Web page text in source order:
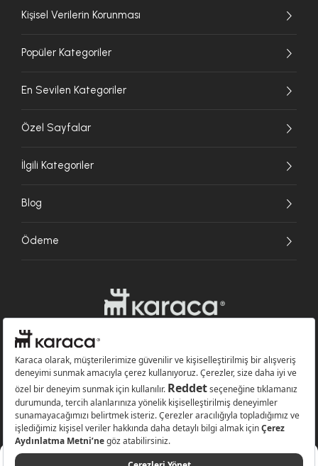
Kişisel Verilerin Korunması
Popüler Kategoriler
En Sevilen Kategoriler
Özel Sayfalar
İlgili Kategoriler
Blog
Ödeme
Websitesinde kullanılan bazı görseller yapay zekâ (AI) ile üretilmiştir.
Karaca.com © 2026 - Karaca Züccaciye A.Ş. Tüm hakları saklıdır.